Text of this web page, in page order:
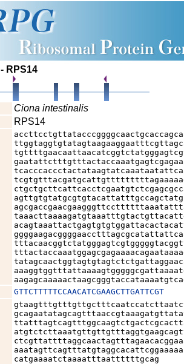
- RPS14
Ciona intestinalis
RPS14
GTTCTTTTTCCAACATCGAAGCTTGATTCGT
catgaaaatctaaaatttaattttttgcag